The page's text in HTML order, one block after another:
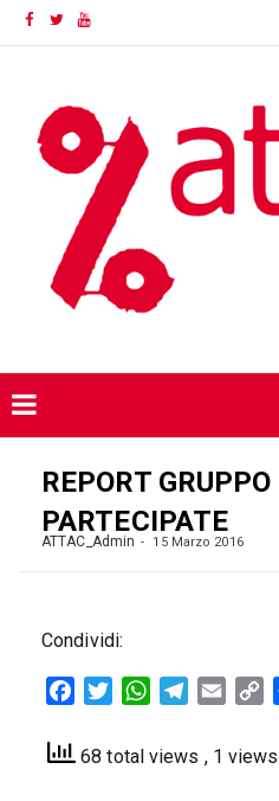
FacebookTwitterYouTube
REPORT
PARTECIPATE
ATTAC_Admin 15 Marzo 2016
Condividi:
FacebookTwitterWhatsAppTelegram
Email
68 total views , 1